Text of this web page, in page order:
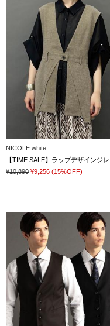
NICOLE white
【TIME SALE】ラップデザインジレ
¥10,890 ¥9,256 (15%OFF)